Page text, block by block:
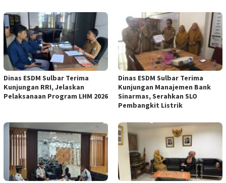
Dinas ESDM Sulbar Terima
Kunjungan RRI, Jelaskan
Pelaksanaan Program LHM 2026
Dinas ESDM Sulbar Terima
Kunjungan Manajemen Bank
Sinarmas, Serahkan SLO
Pembangkit Listrik